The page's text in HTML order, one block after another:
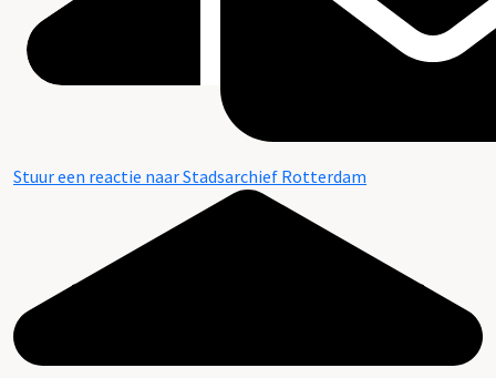
Stuur een reactie naar Stadsarchief Rotterdam